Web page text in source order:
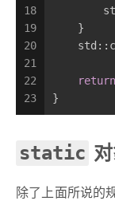
18
19
20
21
22
23
    }
return
}
static
除了上面所说的